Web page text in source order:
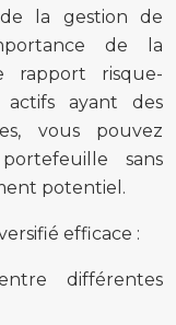
la gestion de
de la
rapport risque-
ayant des
vous pouvez
sans
potentiel.
efficace :
différentes